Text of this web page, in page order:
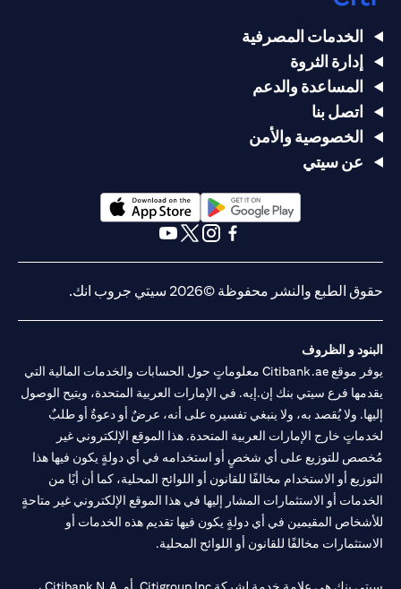
الخدمات المصرفية
إدارة الثروة
المساعدة والدعم
اتصل بنا
الخصوصية والأمن
عن سيتي
opens in a new tab
opens in a new tab
حقوق الطبع والنشر محفوظة ©2026 سيتي جروب انك.
البنود و الظروف
يوفر موقع Citibank.ae معلوماتٍ حول الحسابات والخدمات المالية التي
يقدمها فرع سيتي بنك إن.إيه. في الإمارات العربية المتحدة، ويتيح الوصول
إليها. ولا يُقصد به، ولا ينبغي تفسيره على أنه، عرضٌ أو دعوةٌ أو طلبٌ
لخدماتٍ خارج الإمارات العربية المتحدة. هذا الموقع الإلكتروني غير
مُخصص للتوزيع على أي شخصٍ أو استخدامه في أي دولةٍ يكون فيها هذا
التوزيع أو الاستخدام مخالفًا للقانون أو اللوائح المحلية، كما أن أيًا من
الخدمات أو الاستثمارات المشار إليها في هذا الموقع الإلكتروني غير متاحةٍ
للأشخاص المقيمين في أي دولةٍ يكون فيها تقديم هذه الخدمات أو
الاستثمارات مخالفًا للقانون أو اللوائح المحلية.